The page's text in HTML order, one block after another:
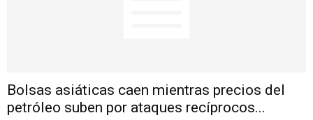
Bolsas asiáticas caen mientras precios del
petróleo suben por ataques recíprocos...